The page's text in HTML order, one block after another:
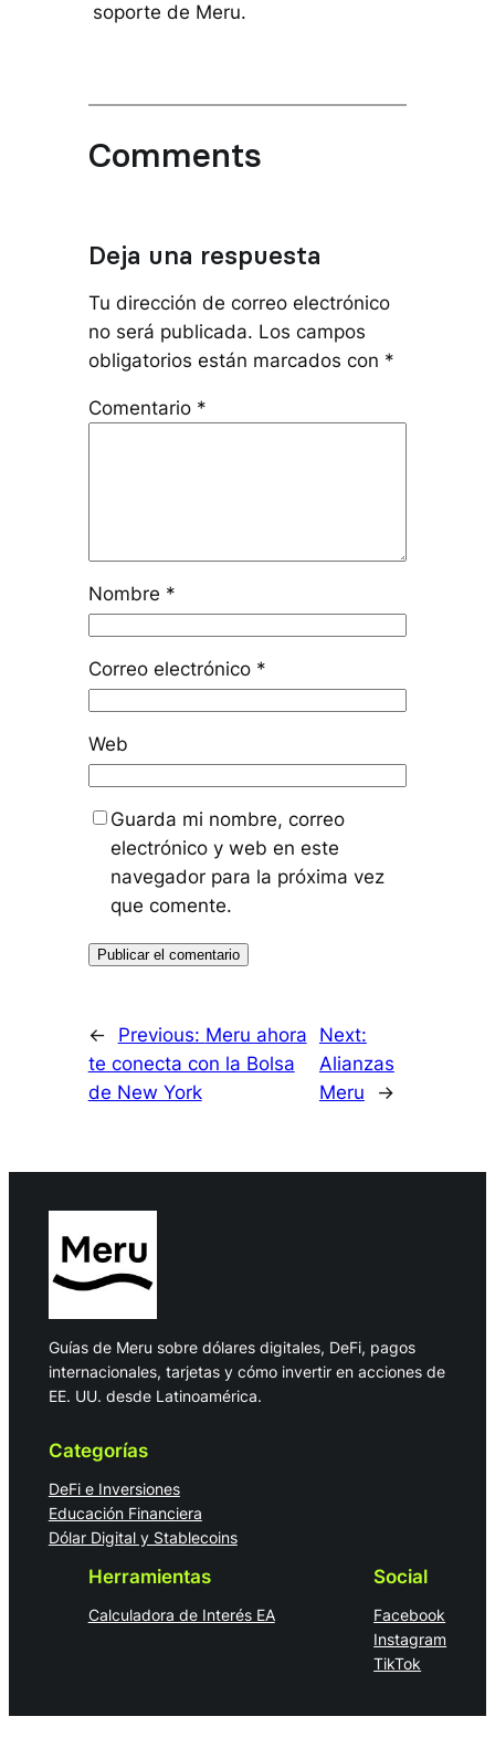
soporte de Meru.
Comments
Deja una respuesta
Tu dirección de correo electrónico
no será publicada. Los campos
obligatorios están marcados con *
Comentario *
Nombre *
Correo electrónico *
Web
Guarda mi nombre, correo
electrónico y web en este
navegador para la próxima vez
que comente.
← Previous: Meru ahora
te conecta con la Bolsa
de New York
Next:
Alianzas
Meru
→
Guías de Meru sobre dólares digitales, DeFi, pagos
internacionales, tarjetas y cómo invertir en acciones de
EE. UU. desde Latinoamérica.
Categorías
DeFi e Inversiones
Educación Financiera
Dólar Digital y Stablecoins
Herramientas
Calculadora de Interés EA
Social
Facebook
Instagram
TikTok